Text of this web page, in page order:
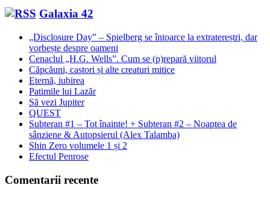
Galaxia 42
„Disclosure Day” – Spielberg se întoarce la extratereștri, dar
vorbește despre oameni
Cenaclul „H.G. Wells”. Cum se (p)repară viitorul
Căpcăuni, castori și alte creaturi mitice
Eternă, iubirea
Patimile lui Lazăr
Să vezi Jupiter
QUEST
Subteran #1 – Tot înainte! + Subteran #2 – Noaptea de
sânziene & Autopsierul (Alex Talamba)
Shin Zero volumele 1 și 2
Efectul Penrose
Comentarii recente